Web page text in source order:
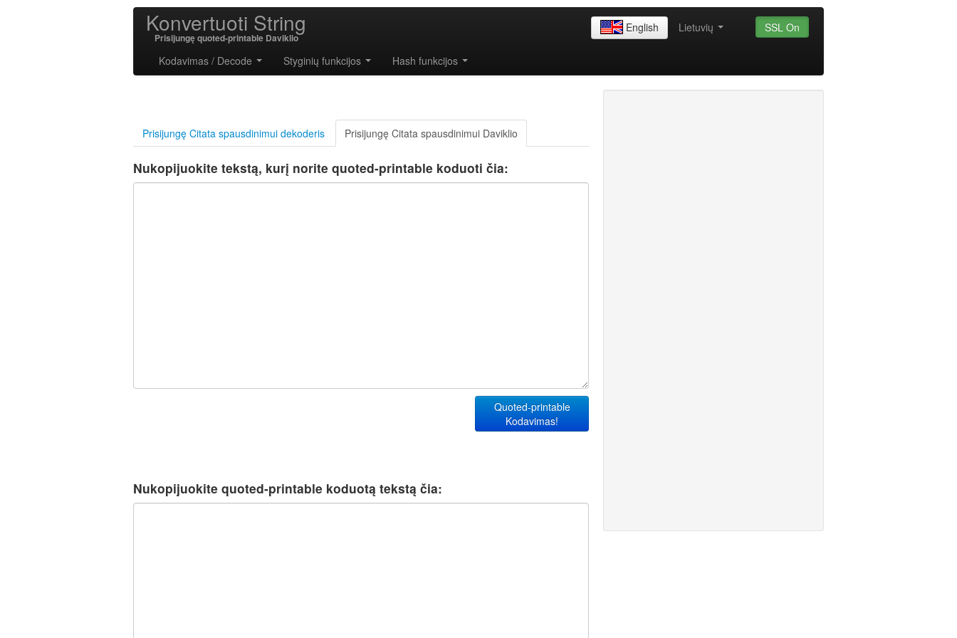
Konvertuoti String
Prisijungę quoted-printable Daviklio
English Lietuvių SSL On
Kodavimas / Decode Styginių funkcijos Hash funkcijos
Prisijungę Citata spausdinimui dekoderis Prisijungę Citata spausdinimui Daviklio
Nukopijuokite tekstą, kurį norite quoted-printable koduoti čia:
Quoted-printable
Kodavimas!
Nukopijuokite quoted-printable koduotą tekstą čia: